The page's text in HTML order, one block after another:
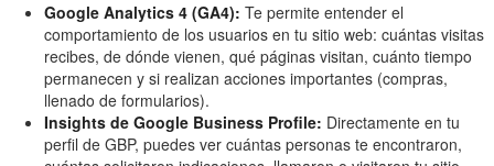
Google Analytics 4 (GA4): Te permite entender el
comportamiento de los usuarios en tu sitio web: cuántas visitas
recibes, de dónde vienen, qué páginas visitan, cuánto tiempo
permanecen y si realizan acciones importantes (compras,
llenado de formularios).
Insights de Google Business Profile: Directamente en tu
perfil de GBP, puedes ver cuántas personas te encontraron,